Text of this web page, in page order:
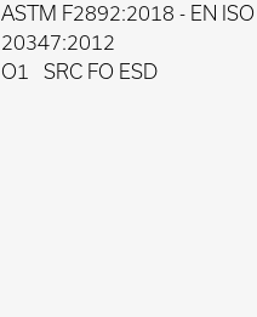
ASTM F2892:2018 - EN ISO
20347:2012
O1
SRC FO ESD